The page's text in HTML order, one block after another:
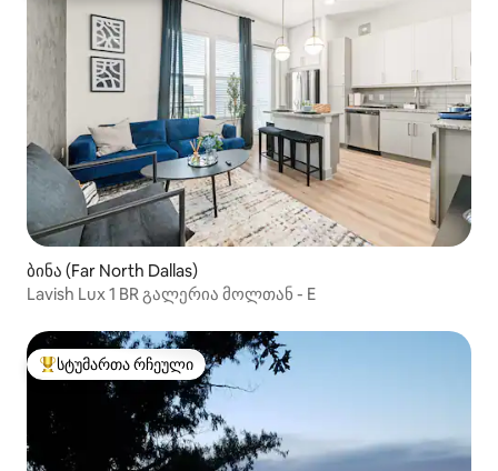
ბინა (Far North Dallas)
Lavish Lux 1 BR გალერია მოლთან - E
სტუმართა რჩეული მოწინავე ვარიანტი
სტუმართა რჩეული